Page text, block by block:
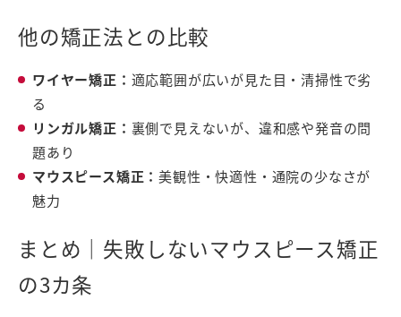
他の矯正法との比較
ワイヤー矯正： 適応範囲が広いが見た目・清掃性で劣
る
リンガル矯正： 裏側で見えないが、違和感や発音の問
題あり
マウスピース矯正：美観性・快適性・通院の少なさが
魅力
まとめ｜失敗しないマウスピース矯正
の3カ条